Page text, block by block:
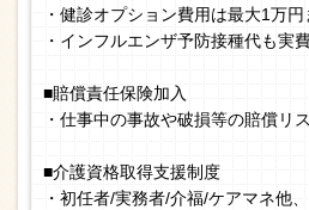
・健診オプション費用は最大1万
・インフルエンザ予防接種代も実
■賠償責任保険加入
・仕事中の事故や破損等の賠償リ
■介護資格取得支援制度
・初任者/実務者/介福/ケアマネ他